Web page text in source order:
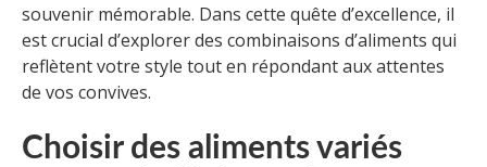
souvenir mémorable. Dans cette quête d’excellence, il
est crucial d’explorer des combinaisons d’aliments qui
reflètent votre style tout en répondant aux attentes
de vos convives.
Choisir des aliments variés